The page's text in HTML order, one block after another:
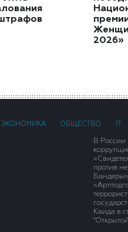
2026»
ЭКОНОМИКА ОБЩЕСТВО
В России
против
Каида в